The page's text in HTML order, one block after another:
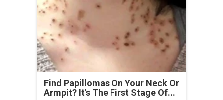
Find Papillomas On Your Neck Or
Armpit? It's The First Stage Of...